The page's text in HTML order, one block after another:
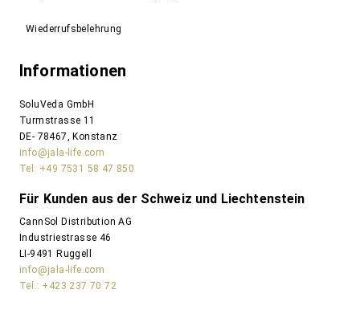
Wiederrufsbelehrung
Informationen
SoluVeda GmbH
Turmstrasse 11
DE- 78467, Konstanz
info@jala-life.com
Tel: +49 7531 58 47 850
Für Kunden aus der Schweiz und Liechtenstein
CannSol Distribution AG
Industriestrasse 46
LI-9491 Ruggell
info@jala-life.com
Tel.: +423 237 70 72